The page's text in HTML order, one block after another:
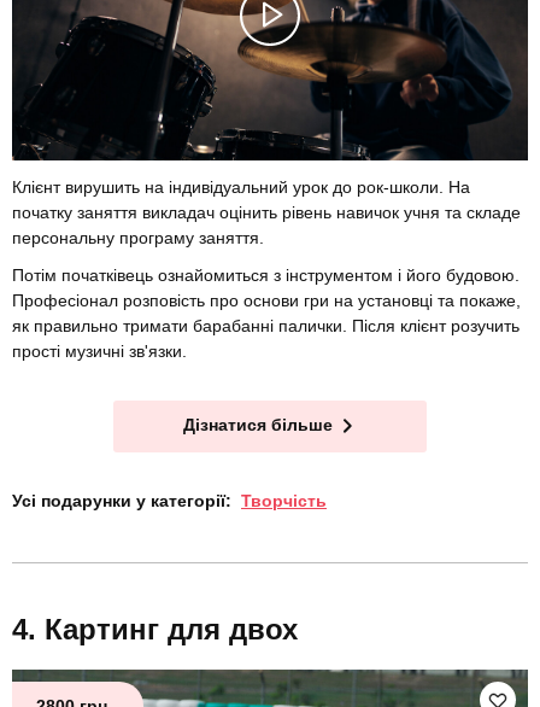
Клієнт вирушить на індивідуальний урок до рок-школи. На
початку заняття викладач оцінить рівень навичок учня та складе
персональну програму заняття.
Потім початківець ознайомиться з інструментом і його будовою.
Професіонал розповість про основи гри на установці та покаже,
як правильно тримати барабанні палички. Після клієнт розучить
прості музичні зв'язки.
Дізнатися більше
Усі подарунки у категорії: Творчість
Картинг для двох